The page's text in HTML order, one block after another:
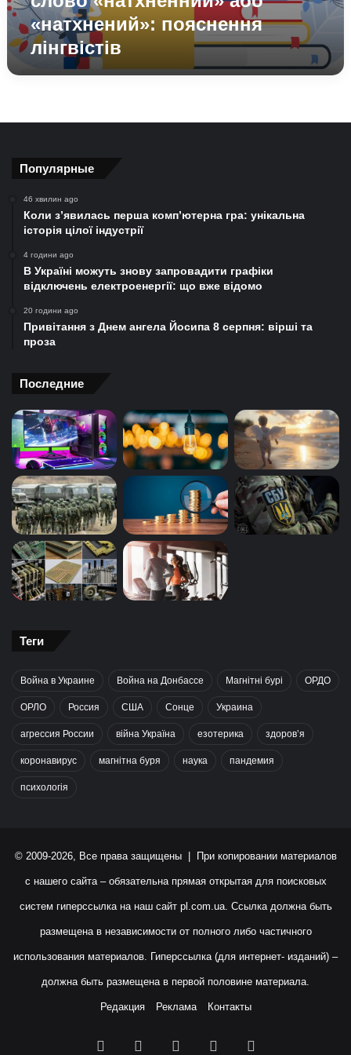
«натхнений»: пояснення
лінгвістів
Популярные
46 хвилин ago
Коли з’явилась перша комп’ютерна гра: унікальна
історія цілої індустрії
4 години ago
В Україні можуть знову запровадити графіки
відключень електроенергії: що вже відомо
20 години ago
Привітання з Днем ангела Йосипа 8 серпня: вірші та
проза
Последние
Теги
Война в Украине Война на Донбассе Магнітні бурі ОРДО
ОРЛО Россия США Сонце Украина
агрессия России війна Україна езотерика здоров’я
коронавирус магнітна буря наука пандемия
психологія
© 2009-2026, Все права защищены | При копировании материалов
с нашего сайта – обязательна прямая открытая для поисковых
систем гиперссылка на наш сайт pl.com.ua. Ссылка должна быть
размещена в независимости от полного либо частичного
использования материалов. Гиперссылка (для интернет- изданий) –
должна быть размещена в первой половине материала.
Редакция Реклама Контакты
Facebook YouTubeInstagram